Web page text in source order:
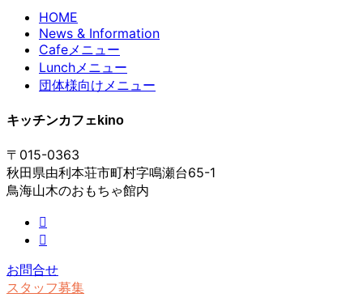
HOME
News & Information
Cafeメニュー
Lunchメニュー
団体様向けメニュー
キッチンカフェkino
〒015-0363
秋田県由利本荘市町村字鳴瀬台65-1
鳥海山木のおもちゃ館内
お問合せ
スタッフ募集